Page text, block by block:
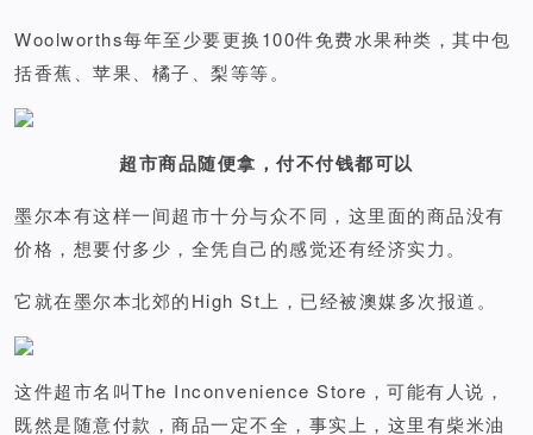
Woolworths每年至少要更换100件免费水果种类，其中包
括香蕉、苹果、橘子、梨等等。
超市商品随便拿，付不付钱都可以
墨尔本有这样一间超市十分与众不同，这里面的商品没有
价格，想要付多少，全凭自己的感觉还有经济实力。
它就在墨尔本北郊的High St上，已经被澳媒多次报道。
这件超市名叫The Inconvenience Store，可能有人说，
既然是随意付款，商品一定不全，事实上，这里有柴米油